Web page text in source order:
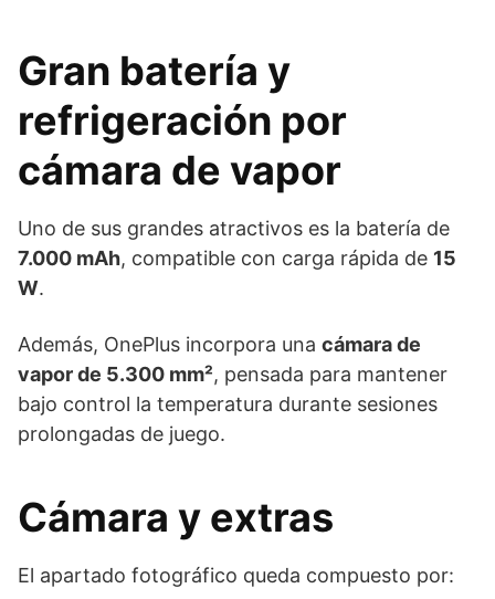
Gran batería y
refrigeración por
cámara de vapor
Uno de sus grandes atractivos es la batería de
7.000 mAh, compatible con carga rápida de 15
W.
Además, OnePlus incorpora una cámara de
vapor de 5.300 mm², pensada para mantener
bajo control la temperatura durante sesiones
prolongadas de juego.
Cámara y extras
El apartado fotográfico queda compuesto por: